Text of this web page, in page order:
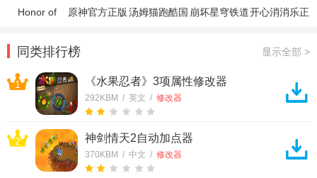
Honor of
原神官方正版汤姆猫跑酷国 崩坏星穹铁道开心消消乐正
同类排行榜 显示全部 >
1 《水果忍者》3项属性修改器
292KBM / 英文 / 修改器
2 神剑情天2自动加点器
370KBM / 中文 / 修改器